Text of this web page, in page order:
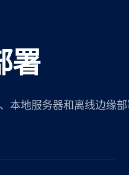
署
本地服务器和离线边缘